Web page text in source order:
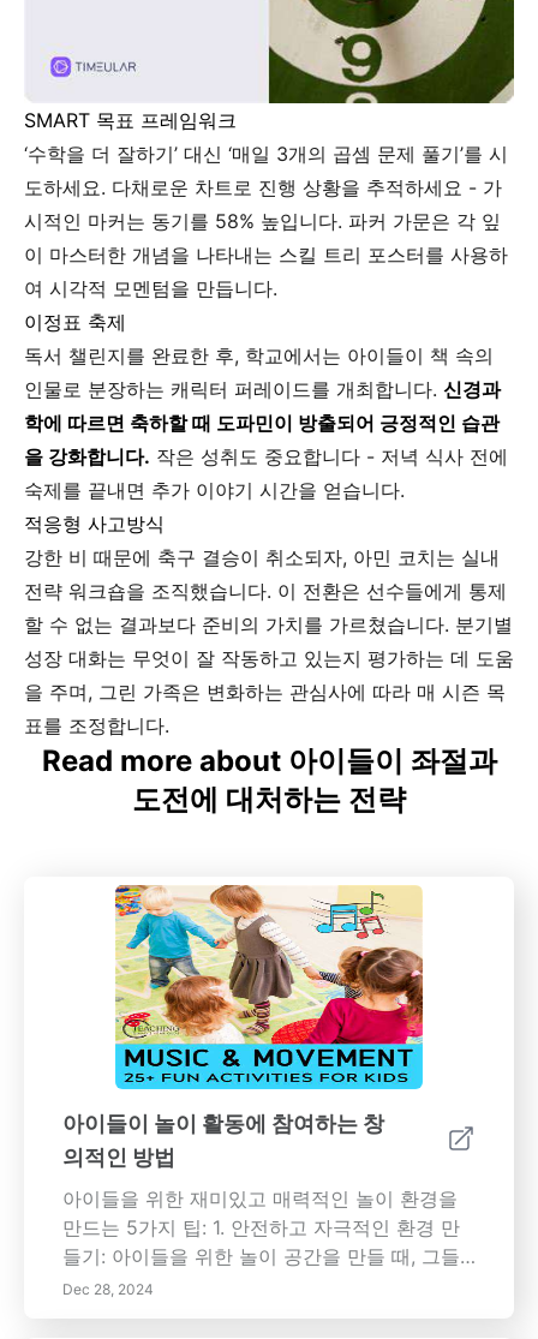
SMART 목표 프레임워크
‘수학을 더 잘하기’ 대신 ‘매일 3개의 곱셈 문제 풀기’를 시
도하세요. 다채로운 차트로 진행 상황을 추적하세요 - 가
시적인 마커는 동기를 58% 높입니다. 파커 가문은 각 잎
이 마스터한 개념을 나타내는 스킬 트리 포스터를 사용하
여 시각적 모멘텀을 만듭니다.
이정표 축제
독서 챌린지를 완료한 후, 학교에서는 아이들이 책 속의
인물로 분장하는 캐릭터 퍼레이드를 개최합니다. 신경과
학에 따르면 축하할 때 도파민이 방출되어 긍정적인 습관
을 강화합니다. 작은 성취도 중요합니다 - 저녁 식사 전에
숙제를 끝내면 추가 이야기 시간을 얻습니다.
적응형 사고방식
강한 비 때문에 축구 결승이 취소되자, 아민 코치는 실내
전략 워크숍을 조직했습니다. 이 전환은 선수들에게 통제
할 수 없는 결과보다 준비의 가치를 가르쳤습니다. 분기별
성장 대화는 무엇이 잘 작동하고 있는지 평가하는 데 도움
을 주며, 그린 가족은 변화하는 관심사에 따라 매 시즌 목
표를 조정합니다.
Read more about 아이들이 좌절과
도전에 대처하는 전략
아이들이 놀이 활동에 참여하는 창
의적인 방법
아이들을 위한 재미있고 매력적인 놀이 환경을
만드는 5가지 팁: 1. 안전하고 자극적인 환경 만
들기: 아이들을 위한 놀이 공간을 만들 때, 그들
이 안전하게 탐험할 수 있는 전용 공간을 선택하
는 것이 중요합니다. 깔끔하고 정돈된 공간은 사
Dec 28, 2024